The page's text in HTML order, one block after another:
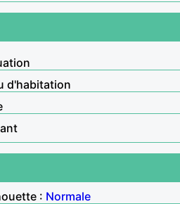
d'habitation
: Normale